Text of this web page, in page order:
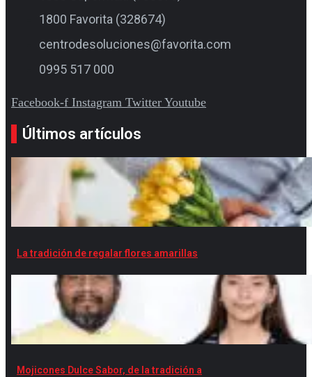
1800 Favorita (328674)
centrodesoluciones@favorita.com
0995 517 000
Facebook-f Instagram Twitter Youtube
Últimos artículos
La tradición de regalar flores amarillas
Mojicones Dulce Sabor, de la tradición a